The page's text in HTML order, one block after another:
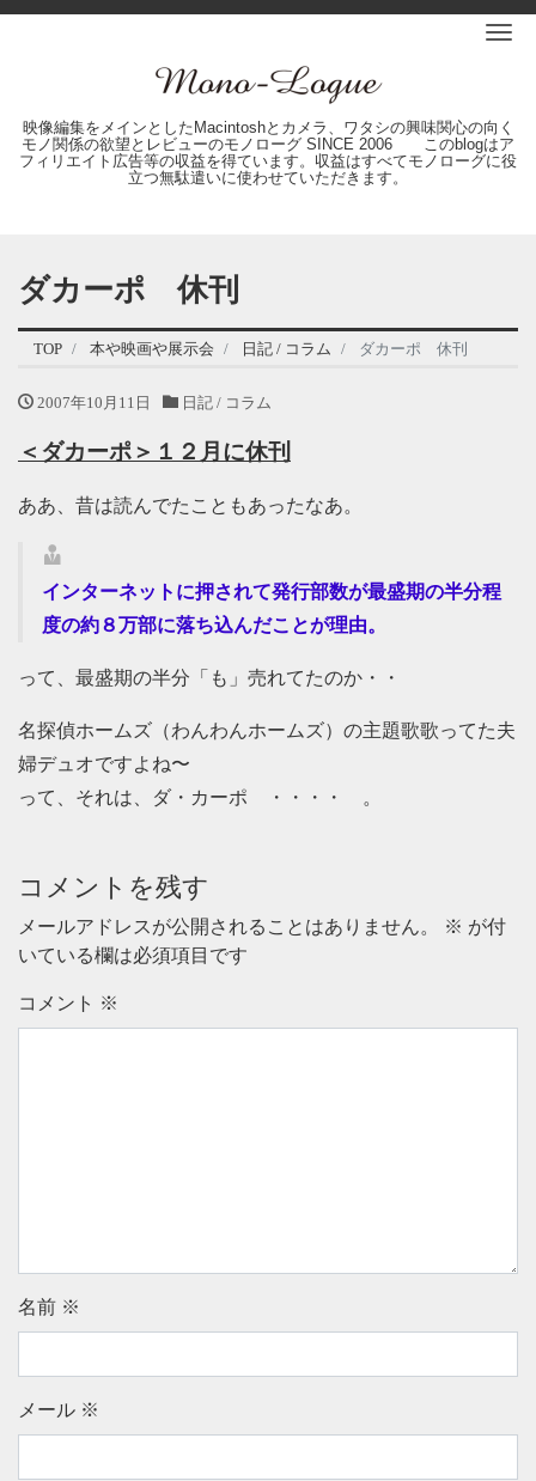
映像編集をメインとしたMacintoshとカメラ、ワタシの興味関心の向く
モノ関係の欲望とレビューのモノローグ SINCE 2006 このblogはア
フィリエイト広告等の収益を得ています。収益はすべてモノローグに役
立つ無駄遣いに使わせていただきます。
ダカーポ 休刊
TOP 本や映画や展示会 日記 / コラム ダカーポ 休刊
2007年10月11日 日記 / コラム
＜ダカーポ＞１２月に休刊
ああ、昔は読んでたこともあったなあ。
インターネットに押されて発行部数が最盛期の半分程
度の約８万部に落ち込んだことが理由。
って、最盛期の半分「も」売れてたのか・・
名探偵ホームズ（わんわんホームズ）の主題歌歌ってた夫
婦デュオですよね〜
って、それは、ダ・カーポ ・・・・ 。
コメントを残す
メールアドレスが公開されることはありません。 ※ が付
いている欄は必須項目です
コメント ※
名前 ※
メール ※